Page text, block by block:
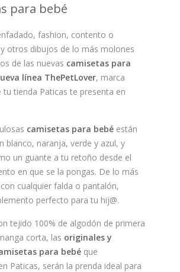
para bebé
fashion, contento o
otros dibujos de lo más molones
de las nuevas camisetas para
línea ThePetLover, marca
tu tienda Paticas te presenta en
camisetas para bebé están
blanco, naranja, verde y azul, y
un guante a tu retoño desde el
en que se la pongas. De lo más
cualquier falda o pantalón,
perfecto para tu hij@.
tejido 100% de algodón de primera
corta, las originales y
para bebé que
Paticas, serán la prenda ideal para